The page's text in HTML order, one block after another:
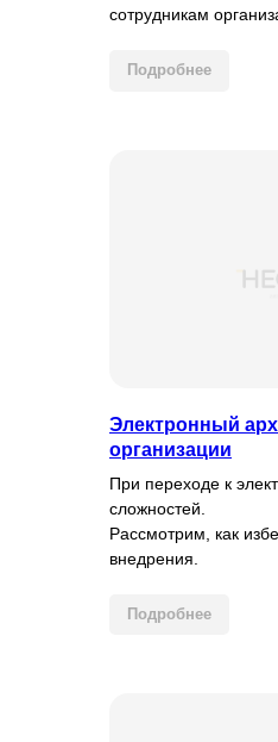
сотрудникам
Подробнее
Электронный
организации
При переходе к
сложностей.
Рассмотрим, как
внедрения.
Подробнее